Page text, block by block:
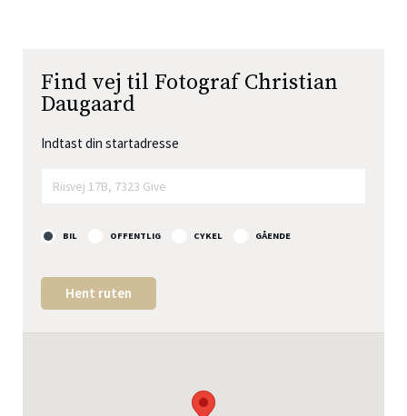
Find vej til Fotograf Christian
Daugaard
Indtast din startadresse
BIL OFFENTLIG CYKEL GÅENDE
Hent ruten